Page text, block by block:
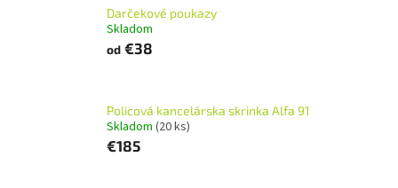
Darčekové poukazy
Skladom
od €38
Policová kancelárska skrinka Alfa 91
Skladom (20 ks)
€185